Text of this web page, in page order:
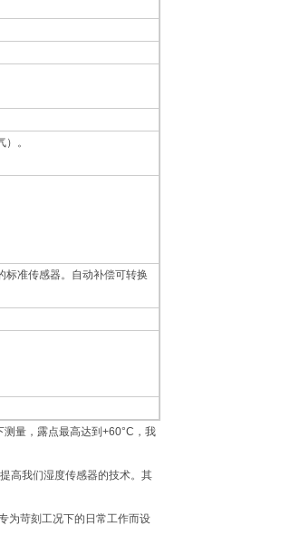
。
准传感器。自动补偿可转换
量，露点最高达到+60°C，我
高我们湿度传感器的技术。其
为苛刻工况下的日常工作而设